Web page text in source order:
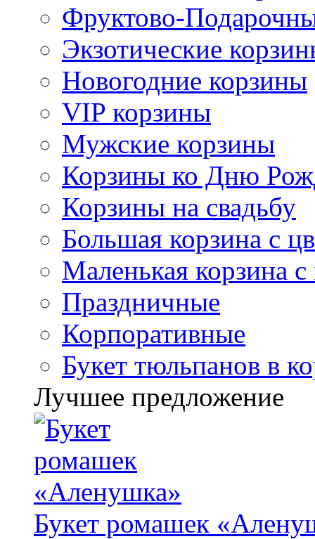
Фруктово-
Экзотические
Новогодние корзины
VIP корзины
Мужские корзины
Корзины ко Дню
Корзины на свадьбу
Большая корзина с
Маленькая корзина
Праздничные
Корпоративные
Букет тюльпанов в
Лучшее предложение
Букет ромашек